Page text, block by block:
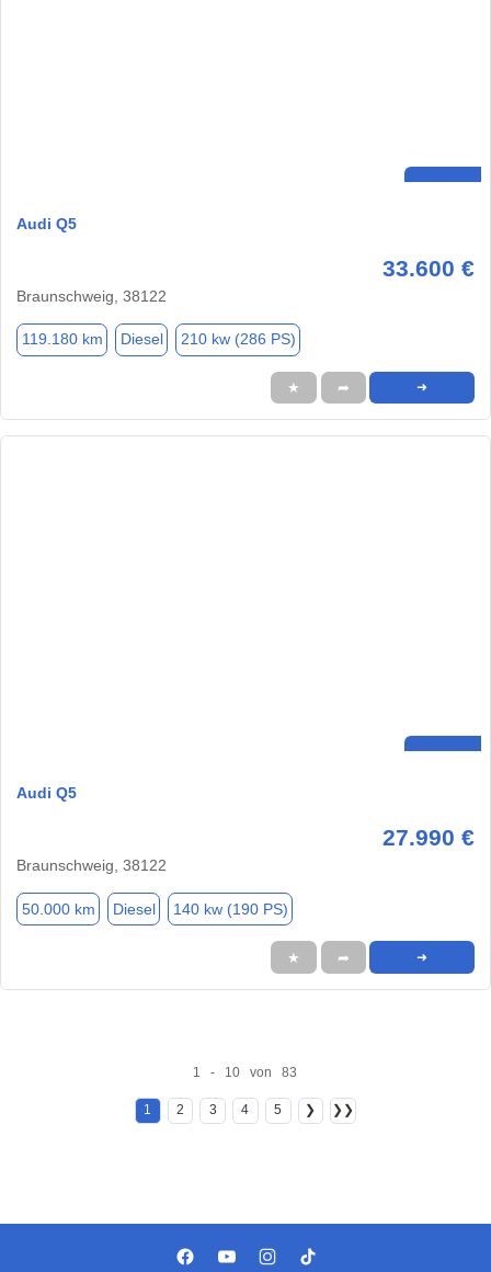
Audi Q5
33.600 €
Braunschweig, 38122
119.180 km Diesel 210 kw (286 PS)
★ ➦ ➜
Audi Q5
27.990 €
Braunschweig, 38122
50.000 km Diesel 140 kw (190 PS)
★ ➦ ➜
1 - 10 von 83
1 2 3 4 5 ❯ ❯❯